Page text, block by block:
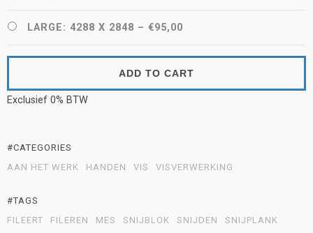
LARGE: 4288 X 2848 – €95,00
ADD TO CART
Exclusief 0% BTW
#CATEGORIES
AAN HET WERK
HANDEN VIS VISVERWERKING
#TAGS
FILEERT
FILEREN MES SNIJBLOK SNIJDEN
SNIJPLANK